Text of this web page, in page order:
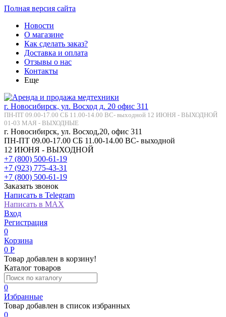
Полная версия сайта
Новости
О магазине
Как сделать заказ?
Доставка и оплата
Отзывы о нас
Контакты
Еще
г. Новосибирск, ул. Восход д. 20 офис 311
ПН-ПТ 09.00-17.00 СБ 11.00-14.00 ВС- выходной 12 ИЮНЯ - ВЫХОДНОЙ
01-03 МАЯ - ВЫХОДНЫЕ
г. Новосибирск, ул. Восход,20, офис 311
ПН-ПТ 09.00-17.00 СБ 11.00-14.00 ВС- выходной
12 ИЮНЯ - ВЫХОДНОЙ
+7 (800) 500-61-19
+7 (923) 775-43-31
+7 (800) 500-61-19
Заказать звонок
Написать в Telegram
Написать в MAX
Вход
Регистрация
0
Корзина
0 Р
Товар добавлен в корзину!
Каталог товаров
0
Избранные
Товар добавлен в список избранных
0